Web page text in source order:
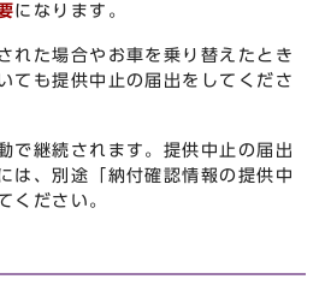
になります。
れた場合やお車を乗り替えたとき
ても提供中止の届出をしてくださ
で継続されます。提供中止の届出
は、別途「納付確認情報の提供中
ください。